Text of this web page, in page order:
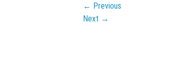
← Previous
Next →